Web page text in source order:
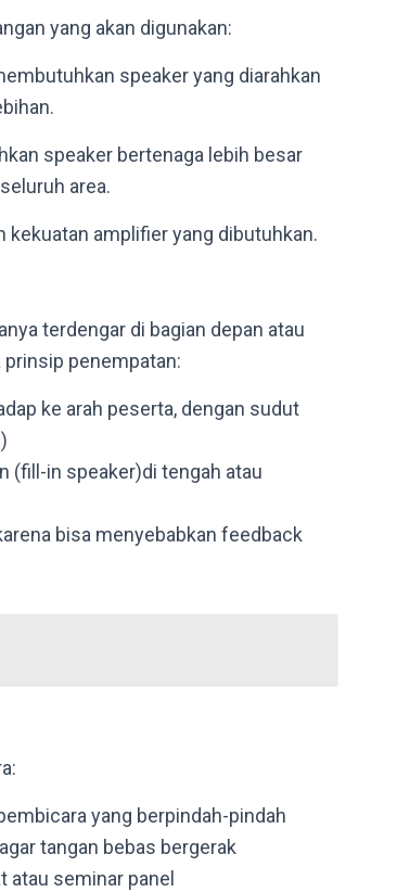
yang akan digunakan:
speaker yang diarahkan
speaker bertenaga lebih besar
area.
kekuatan amplifier yang dibutuhkan.
terdengar di bagian depan atau
penempatan:
ke arah peserta, dengan sudut
(fill-in speaker)di tengah atau
bisa menyebabkan feedback
yang berpindah-pindah
tangan bebas bergerak
seminar panel